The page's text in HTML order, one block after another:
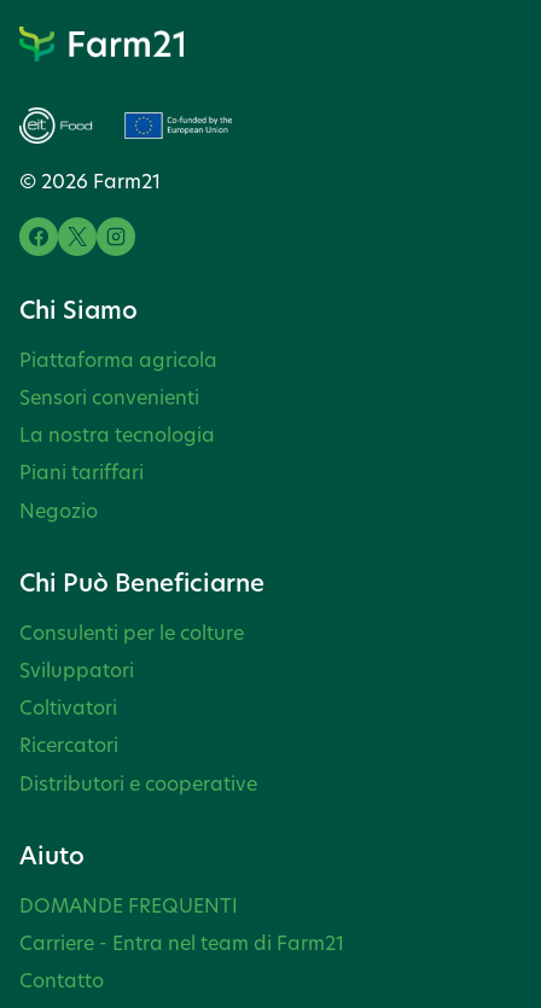
© 2026 Farm21
Chi Siamo
Piattaforma agricola
Sensori convenienti
La nostra tecnologia
Piani tariffari
Negozio
Chi Può Beneficiarne
Consulenti per le colture
Sviluppatori
Coltivatori
Ricercatori
Distributori e cooperative
Aiuto
DOMANDE FREQUENTI
Carriere - Entra nel team di Farm21
Contatto